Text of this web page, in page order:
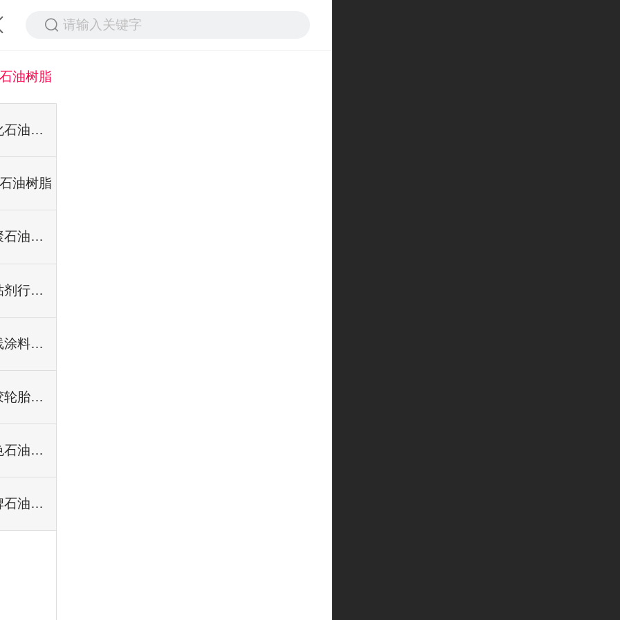
请输入关键字
油树脂
氢化石油树脂
油树脂
共聚石油树脂
胶粘剂行业专用树脂
标线涂料专用树脂
橡胶轮胎专用树脂
深色石油树脂
副牌石油树脂